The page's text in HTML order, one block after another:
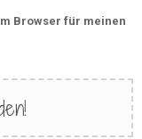
Browser für meinen